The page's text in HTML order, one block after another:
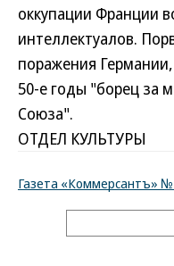
оккупации Франции
интеллектуалов.
поражения
50-е годы "борец за
Союза".
ОТДЕЛ КУЛЬТУРЫ
Газета «Коммерсантъ»